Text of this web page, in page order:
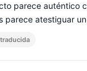
parece auténtico
parece atestiguar